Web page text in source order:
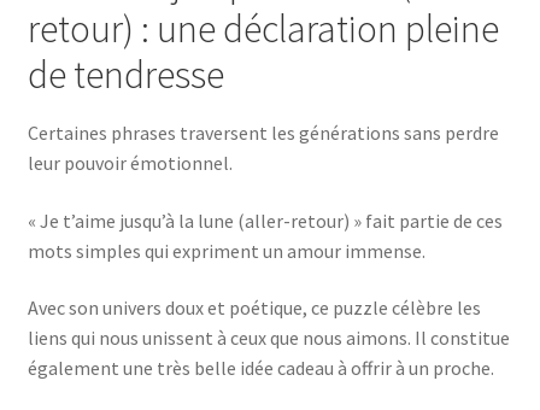
retour) : une déclaration pleine
de tendresse
Certaines phrases traversent les générations sans perdre
leur pouvoir émotionnel.
« Je t’aime jusqu’à la lune (aller-retour) » fait partie de ces
mots simples qui expriment un amour immense.
Avec son univers doux et poétique, ce puzzle célèbre les
liens qui nous unissent à ceux que nous aimons. Il constitue
également une très belle idée cadeau à offrir à un proche.